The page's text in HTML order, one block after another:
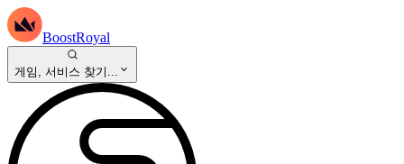
BoostRoyal
게임, 서비스 찾기...